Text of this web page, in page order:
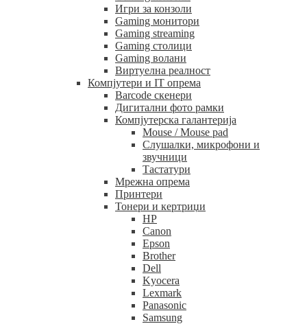
Игри за конзоли
Gaming монитори
Gaming streaming
Gaming столици
Gaming волани
Виртуелна реалност
Компјутери и IT опрема
Barcode скенери
Дигитални фото рамки
Компјутерска галантерија
Mouse / Mouse pad
Слушалки, микрофони и
звучници
Тастатури
Мрежна опрема
Принтери
Тонери и кертриџи
HP
Canon
Epson
Brother
Dell
Kyocera
Lexmark
Panasonic
Samsung